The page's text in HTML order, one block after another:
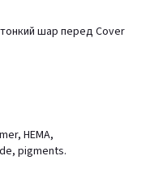
шар перед Cover
HEMA,
pigments.